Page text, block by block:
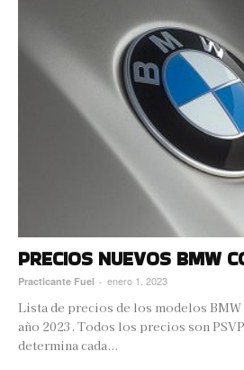
PRECIOS NUEVOS BMW
Practicante Fuel - enero 1, 2023
Lista de precios de los modelos
año 2023. Todos los precios son
determina cada...